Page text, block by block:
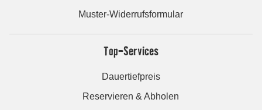
Muster-Widerrufsformular
Top-Services
Dauertiefpreis
Reservieren & Abholen